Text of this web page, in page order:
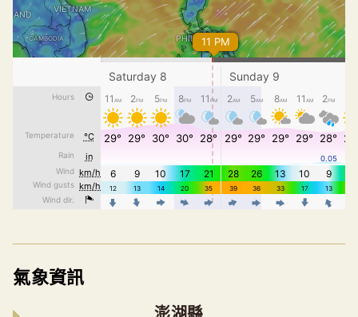
氣象資訊